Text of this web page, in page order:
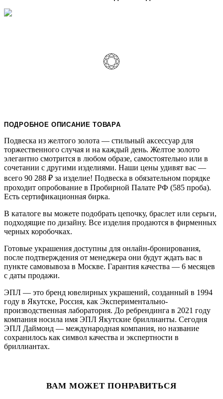
ПОДРОБНОЕ ОПИСАНИЕ ТОВАРА
Подвеска из желтого золота — стильный аксессуар для
торжественного случая и на каждый день. Желтое золото
элегантно смотрится в любом образе, самостоятельно или в
сочетании с другими изделиями. Наши цены удивят вас —
всего 90 288 ₽ за изделие! Подвеска в обязательном порядке
проходит опробование в Пробирной Палате РФ (585 проба).
Есть сертификационная бирка.
В каталоге вы можете подобрать цепочку, браслет или серьги,
подходящие по дизайну. Все изделия продаются в фирменных
черных коробочках.
Готовые украшения доступны для онлайн-бронирования,
после подтверждения от менеджера они будут ждать вас в
пункте самовывоза в Москве. Гарантия качества — 6 месяцев
с даты продажи.
ЭПЛ — это бренд ювелирных украшений, созданный в 1994
году в Якутске, Россия, как Экспериментально-
производственная лаборатория. До ребрендинга в 2021 году
компания носила имя ЭПЛ Якутские бриллианты. Сегодня
ЭПЛ Даймонд — международная компания, но название
сохранилось как символ качества и экспертности в
бриллиантах.
ВАМ МОЖЕТ ПОНРАВИТЬСЯ